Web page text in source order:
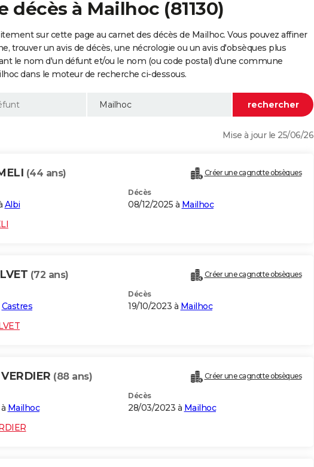
décès à Mailhoc (81130)
sur cette page au carnet des décès de Mailhoc. Vous pouvez affiner
trouver un avis de décès, une nécrologie ou un avis d'obsèques plus
le nom d'un défunt et/ou le nom (ou code postal) d'une commune
dans le moteur de recherche ci-dessous.
Mise à jour le 25/06/26
(44 ans) Créer une cagnotte obsèques
Albi
Décès
08/12/2025 à Mailhoc
(72 ans) Créer une cagnotte obsèques
Castres
Décès
19/10/2023 à Mailhoc
(88 ans) Créer une cagnotte obsèques
Mailhoc
Décès
28/03/2023 à Mailhoc